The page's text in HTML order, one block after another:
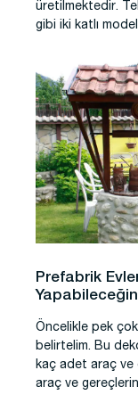
üretilmektedir.
gibi iki katlı
Prefabrik
Öncelikle pek
belirtelim. Bu
kaç adet araç ve
araç ve